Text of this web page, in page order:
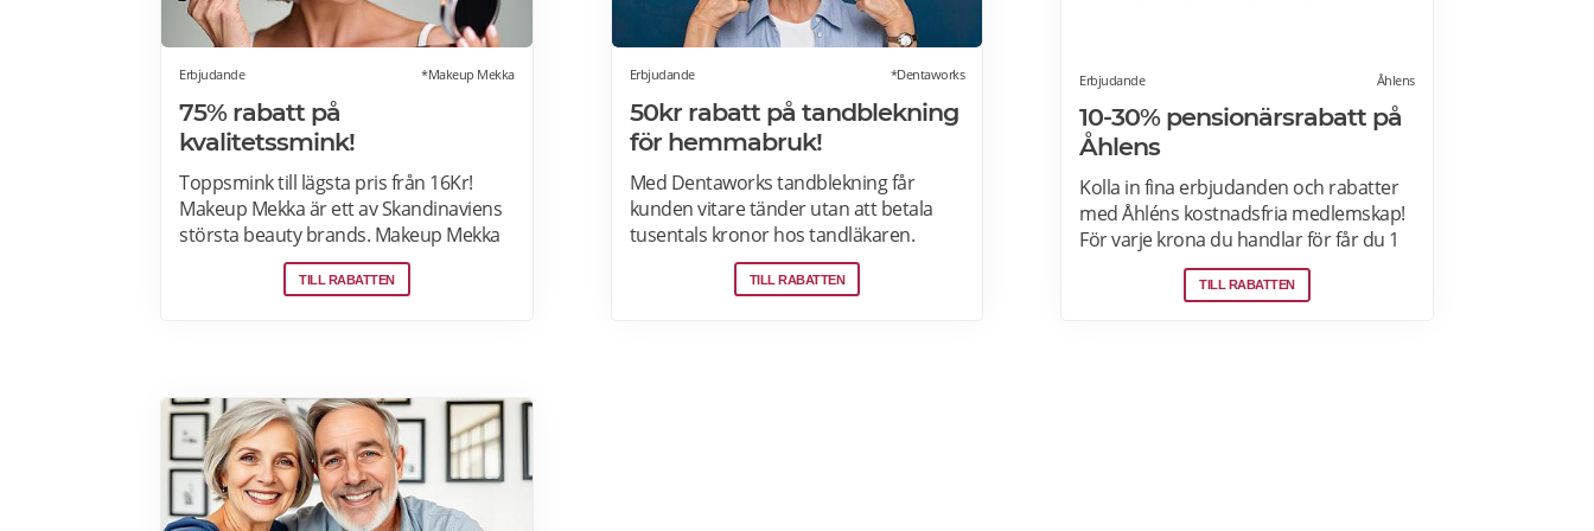
Erbjudande *Makeup Mekka
75% rabatt på
kvalitetssmink!
Toppsmink till lägsta pris från 16Kr!
Makeup Mekka är ett av Skandinaviens
största beauty brands. Makeup Mekka
produkter tillverkas i samma fabriker
som stora internationella beauty
TILL RABATTEN
Erbjudande *Dentaworks
50kr rabatt på tandblekning
för hemmabruk!
Med Dentaworks tandblekning får
kunden vitare tänder utan att betala
tusentals kronor hos tandläkaren.
Dentaworks erbjuder exklusiva
produkter för vitare tänder. Det är
TILL RABATTEN
Erbjudande Åhlens
10-30% pensionärsrabatt på
Åhlens
Kolla in fina erbjudanden och rabatter
med Åhléns kostnadsfria medlemskap!
För varje krona du handlar för får du 1
bonuspoäng. Och för varje 1250 poäng,
får du 25 kronor i bonus. 10-30%
TILL RABATTEN